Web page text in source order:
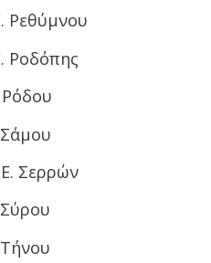
Ρεθύμνου
Ροδόπης
Σερρών